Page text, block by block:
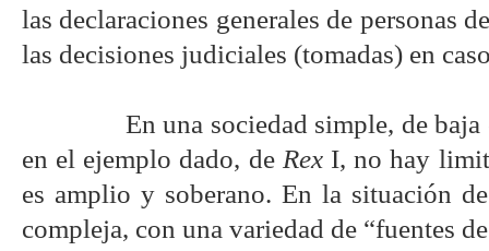
las declaraciones generales de personas
las decisiones judiciales (tomadas) en
En una sociedad simple, de
en el ejemplo dado, de RexI, no hay
es amplio y soberano. En la situación
compleja, con una variedad de “fuentes